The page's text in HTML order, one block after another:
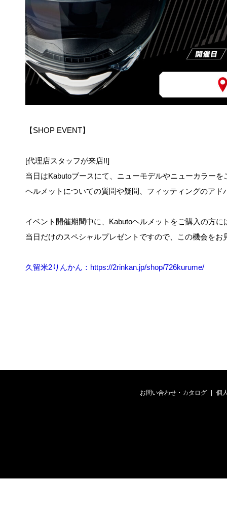
【SHOP EVENT】
[代理店スタッフが来店!!]
当日はKabutoブースにて、ニューモデルやニューカラー
ヘルメットについての質問や疑問、フィッティングのア
イベント開催期間中に、Kabutoヘルメットをご購入の方
当日だけのスペシャルプレゼントですので 、この機会を
久留米2りんかん：https://2rinkan.jp/shop/726kurume/
お問い合わせ・カタログ 個